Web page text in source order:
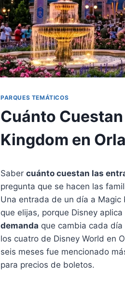
PARQUES TEMÁTICOS
Cuánto
Kingdom en
Saber cuánto cuestan las
pregunta que se hacen las
Una entrada de un día a Magic
que elijas, porque Disney
demanda que cambia cada
los cuatro de Disney World en
seis meses fue mencionado
para precios de boletos.